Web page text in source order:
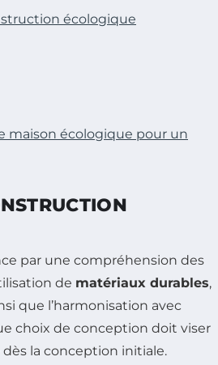
écologique
maison écologique pour un
par une compréhension des
de matériaux durables,
que l’harmonisation avec
choix de conception doit viser
la conception initiale.